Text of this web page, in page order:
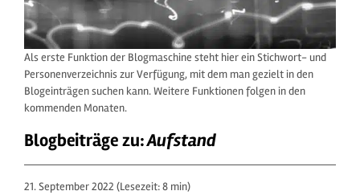
Als erste Funktion der Blogmaschine steht hier ein Stichwort- und
Personenverzeichnis zur Verfügung, mit dem man gezielt in den
Blogeinträgen suchen kann. Weitere Funktionen folgen in den
kommenden Monaten.
Blogbeiträge zu:Aufstand
21. September 2022 (Lesezeit: 8 min)